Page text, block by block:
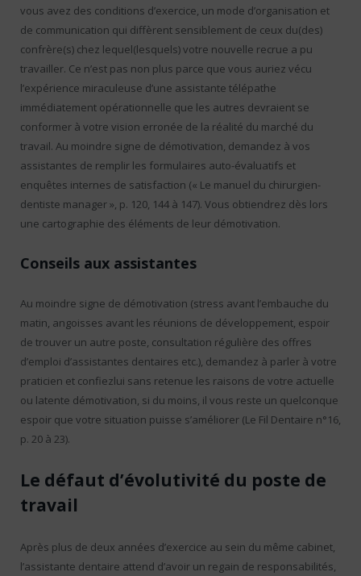
vous avez des conditions d’exercice, un mode d’organisation et
de communication qui diffèrent sensiblement de ceux du(des)
confrère(s) chez lequel(lesquels) votre nouvelle recrue a pu
travailler. Ce n’est pas non plus parce que vous auriez vécu
l’expérience miraculeuse d’une assistante télépathe
immédiatement opérationnelle que les autres devraient se
conformer à votre vision erronée de la réalité du marché du
travail. Au moindre signe de démotivation, demandez à vos
assistantes de remplir les formulaires auto-évaluatifs et
enquêtes internes de satisfaction (« Le manuel du chirurgien-
dentiste manager », p. 120, 144 à 147). Vous obtiendrez dès lors
une cartographie des éléments de leur démotivation.
Conseils aux assistantes
Au moindre signe de démotivation (stress avant l’embauche du
matin, angoisses avant les réunions de développement, espoir
de trouver un autre poste, consultation régulière des offres
d’emploi d’assistantes dentaires etc.), demandez à parler à votre
praticien et confiezlui sans retenue les raisons de votre actuelle
ou latente démotivation, si du moins, il vous reste un quelconque
espoir que votre situation puisse s’améliorer (Le Fil Dentaire n°16,
p. 20 à 23).
Le défaut d’évolutivité du poste de
travail
Après plus de deux années d’exercice au sein du même cabinet,
l’assistante dentaire attend d’avoir un regain de responsabilités,